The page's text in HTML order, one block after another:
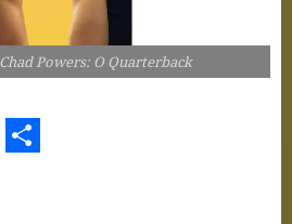
Powers: O Quarterback